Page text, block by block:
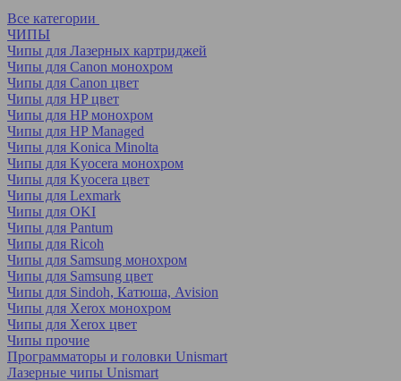
Все категории
ЧИПЫ
Чипы для Лазерных картриджей
Чипы для Canon монохром
Чипы для Canon цвет
Чипы для HP цвет
Чипы для HP монохром
Чипы для HP Managed
Чипы для Konica Minolta
Чипы для Kyocera монохром
Чипы для Kyocera цвет
Чипы для Lexmark
Чипы для OKI
Чипы для Pantum
Чипы для Ricoh
Чипы для Samsung монохром
Чипы для Samsung цвет
Чипы для Sindoh, Катюша, Avision
Чипы для Xerox монохром
Чипы для Xerox цвет
Чипы прочие
Программаторы и головки Unismart
Лазерные чипы Unismart